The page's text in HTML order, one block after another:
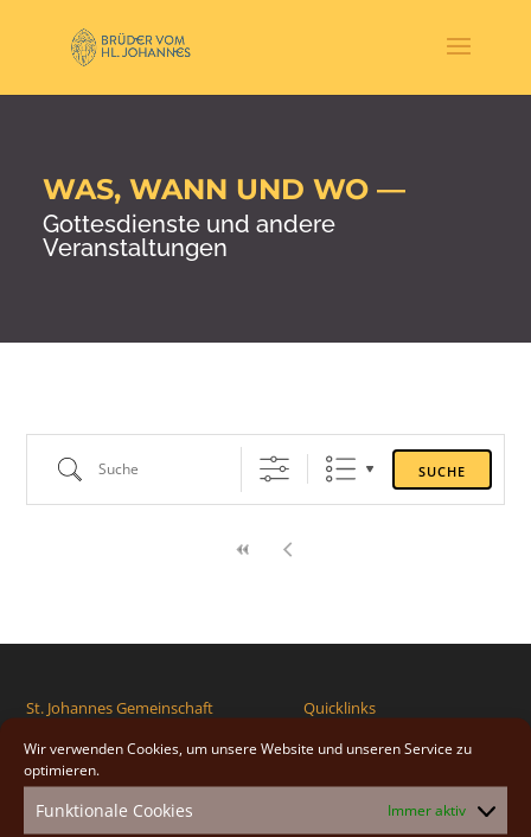
Wir verwenden Cookies, um unsere Website und unseren Service zu
optimieren.
Funktionale Cookies Immer aktiv
WAS, WANN UND WO —
Gottesdienste und andere
Veranstaltungen
Suche
SUCHE
St. Johannes Gemeinschaft
Priorat Maria Königin
Hauptplatz 26
2293 Marchegg-Stadt
Österreich
Quicklinks
Impressum